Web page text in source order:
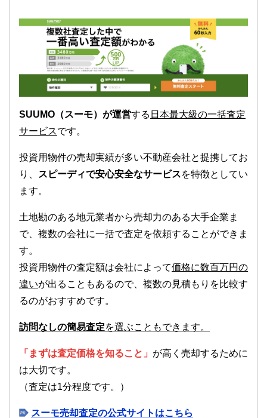
SUUMO（スーモ）が運営する 日本最大級の一括査定
サービスです。
投資用物件の売却実績が多い不動産会社と提携してお
り、
スピーディで安心安全なサービスを特徴としてい
ます。
土地勘のある地元業者から売却力のある大手企業ま
で、複数の会社に一括で査定を依頼することができま
す。
投資用物件の査定額は会社によって価格に数百万円の
違いが出ることもあるので、複数の見積もりを比較す
るのがおすすめです。
訪問なしの簡易査定を選ぶこともできます。
「まずは査定価格を知ること」 が高く売却するために
は大切です。
（査定は1分程度です。）
スーモ売却査定の公式サイトはこちら